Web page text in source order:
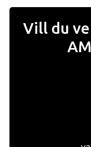
Vill du